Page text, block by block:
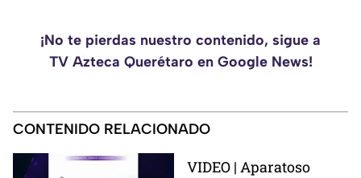
¡No te pierdas nuestro contenido, sigue a
TV Azteca Querétaro en Google News!
CONTENIDO RELACIONADO
VIDEO | Aparatoso